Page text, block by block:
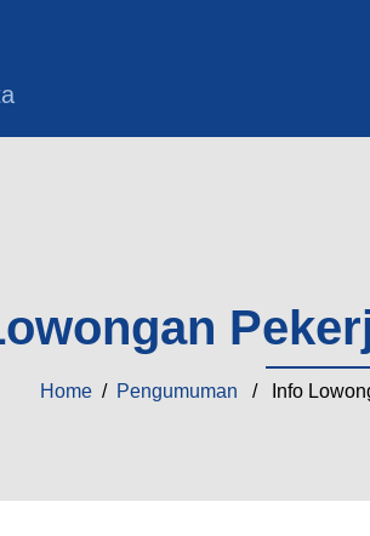
Home / Pengumuman / Info